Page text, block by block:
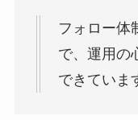
フォロー体
で、運用の
できていま